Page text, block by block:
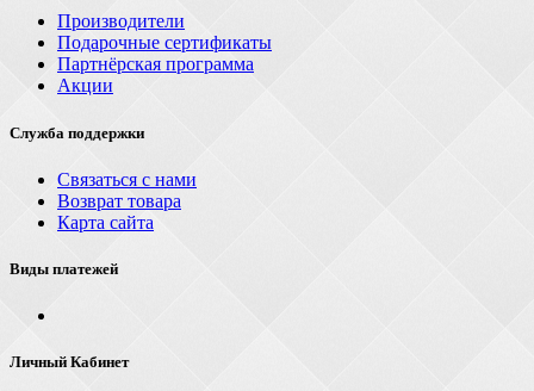
Производители
Подарочные сертификаты
Партнёрская программа
Акции
Служба поддержки
Связаться с нами
Возврат товара
Карта сайта
Виды платежей
Личный Кабинет